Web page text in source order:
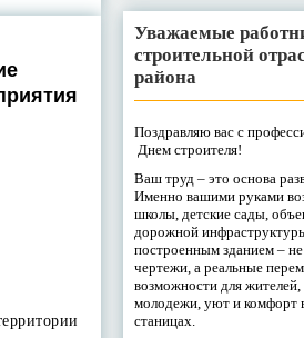
Уважаемые
строительной
района
Поздравляю вас с
Днем строителя!
Ваш труд – это основа
Именно вашими руками
школы, детские сады,
дорожной
построенным зданием –
чертежи, а реальные
возможности для
молодежи, уют и комфорт
станицах.